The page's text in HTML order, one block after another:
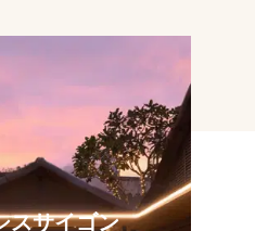
スサイゴン